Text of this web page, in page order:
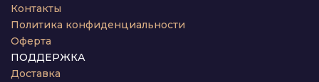
Контакты
Политика конфиденциальности
Оферта
ПОДДЕРЖКА
Доставка